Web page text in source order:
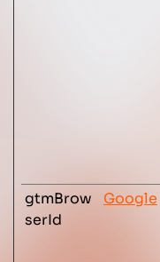
gtmBrow
serId
Google